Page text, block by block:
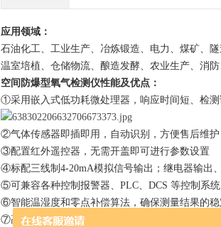
应用领域：
石油化工、工业生产、冶炼锻造、电力、煤矿、
温室培植、仓储物流、酿造发酵、农业生产、消
空间防爆型氧气检测仪性能及优点：
①采用嵌入式低功耗微处理器，响应时间短、检
②气体传感器即插即用，自动识别，方便售后维护
③配置红外遥控器，无需开盖即可进行参数设置
④标配三线制4-20mA模拟信号输出；继电器输出
⑤可兼容各种控制报警器、PLC、DCS 等控制系
⑥智能温湿度和零点补偿算法，确保测量结果的稳
⑦高强度铝合金防爆外壳，耐磨耐腐蚀